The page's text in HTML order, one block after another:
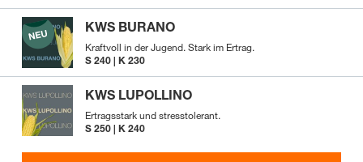
KWS BURANO
Kraftvoll in der Jugend. Stark im Ertrag.
S 240 | K 230
KWS LUPOLLINO
Ertragsstark und stresstolerant.
S 250 | K 240